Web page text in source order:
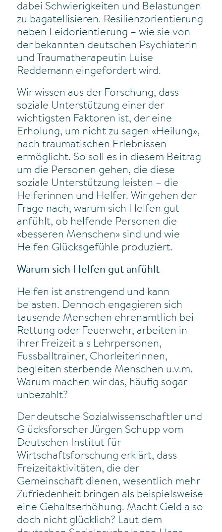
dabei Schwierigkeiten und Belastungen
zu bagatellisieren. Resilienzorientierung
neben Leidorientierung – wie sie von
der bekannten deutschen Psychiaterin
und Traumatherapeutin Luise
Reddemann eingefordert wird.
Wir wissen aus der Forschung, dass
soziale Unterstützung einer der
wichtigsten Faktoren ist, der eine
Erholung, um nicht zu sagen «Heilung»,
nach traumatischen Erlebnissen
ermöglicht. So soll es in diesem Beitrag
um die Personen gehen, die diese
soziale Unterstützung leisten – die
Helferinnen und Helfer. Wir gehen der
Frage nach, warum sich Helfen gut
anfühlt, ob helfende Personen die
«besseren Menschen» sind und wie
Helfen Glücksgefühle produziert.
Warum sich Helfen gut anfühlt
Helfen ist anstrengend und kann
belasten. Dennoch engagieren sich
tausende Menschen ehrenamtlich bei
Rettung oder Feuerwehr, arbeiten in
ihrer Freizeit als Lehrpersonen,
Fussballtrainer, Chorleiterinnen,
begleiten sterbende Menschen u.v.m.
Warum machen wir das, häufig sogar
unbezahlt?
Der deutsche Sozialwissenschaftler und
Glücksforscher Jürgen Schupp vom
Deutschen Institut für
Wirtschaftsforschung erklärt, dass
Freizeitaktivitäten, die der
Gemeinschaft dienen, wesentlich mehr
Zufriedenheit bringen als beispielsweise
eine Gehaltserhöhung. Macht Geld also
doch nicht glücklich? Laut dem